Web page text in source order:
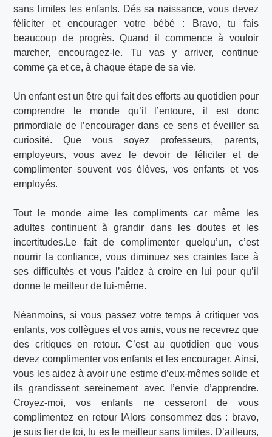
sans limites les enfants. Dés sa naissance, vous devez
féliciter et encourager votre bébé : Bravo, tu fais
beaucoup de progrès. Quand il commence à vouloir
marcher, encouragez-le. Tu vas y arriver, continue
comme ça et ce, à chaque étape de sa vie.
Un enfant est un être qui fait des efforts au quotidien pour
comprendre le monde qu’il l’entoure, il est donc
primordiale de l’encourager dans ce sens et éveiller sa
curiosité. Que vous soyez professeurs, parents,
employeurs, vous avez le devoir de féliciter et de
complimenter souvent vos élèves, vos enfants et vos
employés.
Tout le monde aime les compliments car même les
adultes continuent à grandir dans les doutes et les
incertitudes.Le fait de complimenter quelqu’un, c’est
nourrir la confiance, vous diminuez ses craintes face à
ses difficultés et vous l’aidez à croire en lui pour qu’il
donne le meilleur de lui-même.
Néanmoins, si vous passez votre temps à critiquer vos
enfants, vos collègues et vos amis, vous ne recevrez que
des critiques en retour. C’est au quotidien que vous
devez complimenter vos enfants et les encourager. Ainsi,
vous les aidez à avoir une estime d’eux-mêmes solide et
ils grandissent sereinement avec l’envie d’apprendre.
Croyez-moi, vos enfants ne cesseront de vous
complimentez en retour !Alors consommez des : bravo,
je suis fier de toi, tu es le meilleur sans limites. D’ailleurs,